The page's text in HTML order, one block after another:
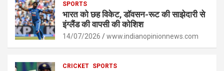
s
A
p
p
b
o
o
n
g
er
Li
n
k
e
SPORTS
भारत को छह विकेट, डॉवसन-रूट की साझेदारी से
इंग्लैंड की वापसी की कोशिश
14/07/2026 www.indianopinionnews.com
CRICKET SPORTS